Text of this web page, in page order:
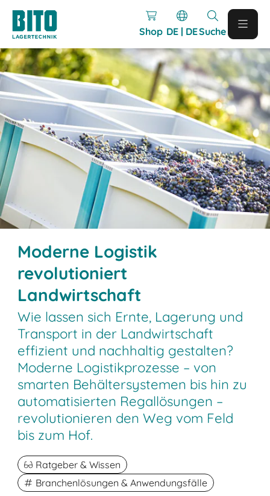
Shop DE | DESuche
Moderne Logistik
revolutioniert
Landwirtschaft
Wie lassen sich Ernte, Lagerung und
Transport in der Landwirtschaft
effizient und nachhaltig gestalten?
Moderne Logistikprozesse – von
smarten Behältersystemen bis hin zu
automatisierten Regallösungen –
revolutionieren den Weg vom Feld
bis zum Hof.
Ratgeber & Wissen
Branchenlösungen & Anwendungsfälle